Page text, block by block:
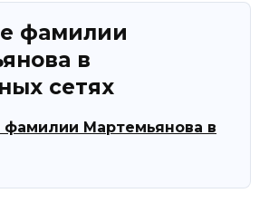
фамилии
в
сетях
фамилии Мартемьянова в